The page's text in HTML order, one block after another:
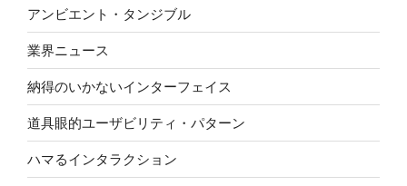
アンビエント・タンジブル
業界ニュース
納得のいかないインターフェイス
道具眼的ユーザビリティ・パターン
ハマるインタラクション